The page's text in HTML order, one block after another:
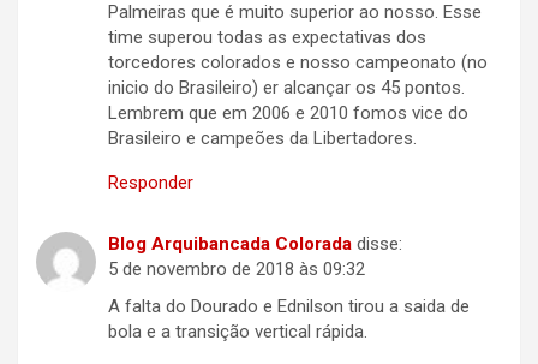
Palmeiras que é muito superior ao nosso. Esse
time superou todas as expectativas dos
torcedores colorados e nosso campeonato (no
inicio do Brasileiro) er alcançar os 45 pontos.
Lembrem que em 2006 e 2010 fomos vice do
Brasileiro e campeões da Libertadores.
Responder
Blog Arquibancada Colorada disse:
5 de novembro de 2018 às 09:32
A falta do Dourado e Ednilson tirou a saida de
bola e a transição vertical rápida.